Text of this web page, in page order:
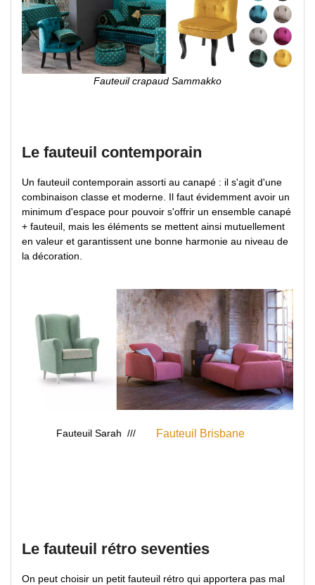
Fauteuil crapaud Sammakko
Le fauteuil contemporain
Un fauteuil contemporain assorti au canapé : il s'agit d'une
combinaison classe et moderne. Il faut évidemment avoir un
minimum d'espace pour pouvoir s'offrir un ensemble canapé
+ fauteuil, mais les éléments se mettent ainsi mutuellement
en valeur et garantissent une bonne harmonie au niveau de
la décoration.
Fauteuil Sarah /// Fauteuil Brisbane
Le fauteuil rétro seventies
On peut choisir un petit fauteuil rétro qui apportera pas mal